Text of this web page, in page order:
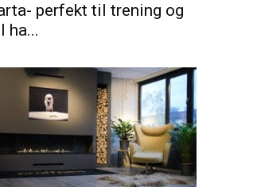
perfekt til trening og
ha...